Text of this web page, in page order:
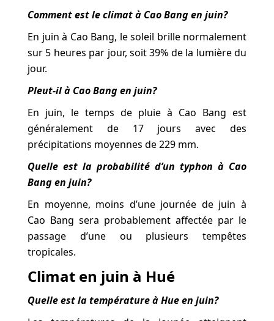
Comment est le climat à Cao Bang en juin?
En juin à Cao Bang, le soleil brille normalement
sur 5 heures par jour, soit 39% de la lumière du
jour.
Pleut-il à Cao Bang en juin?
En juin, le temps de pluie à Cao Bang est
généralement de 17 jours avec des
précipitations moyennes de 229 mm.
Quelle est la probabilité d’un typhon à Cao
Bang en juin?
En moyenne, moins d’une journée de juin à
Cao Bang sera probablement affectée par le
passage d’une ou plusieurs tempêtes
tropicales.
Climat en juin à Hué
Quelle est la température à Hue en juin?